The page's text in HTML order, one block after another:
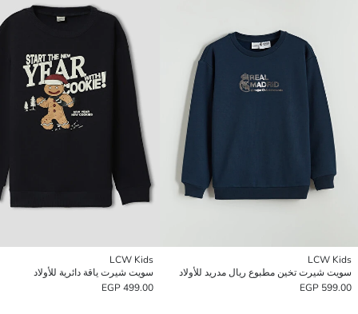
LCW Kids
سويت شيرت تخين مطبوع ريال مدريد للأولاد
599.00 EGP
LCW Kids
سويت شيرت ياقة دائرية للأولاد
499.00 EGP